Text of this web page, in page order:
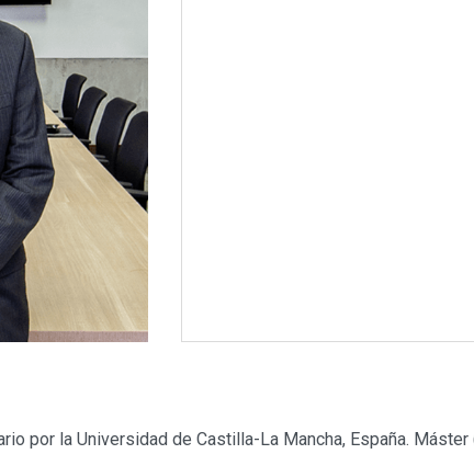
por la Universidad de Castilla-La Mancha, España.